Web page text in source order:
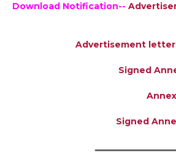
Download Notification--
Advertisement letter
Signed
Signed